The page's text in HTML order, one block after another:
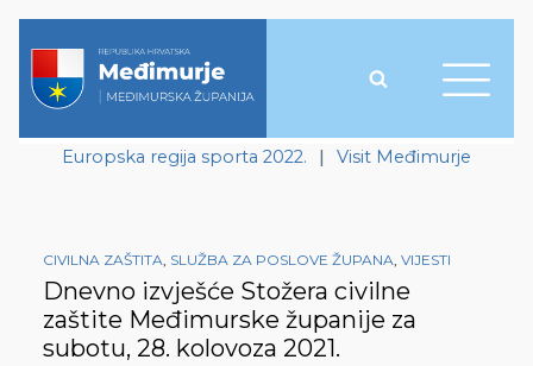
Europska regija sporta 2022. | Visit Međimurje
CIVILNA ZAŠTITA, SLUŽBA ZA POSLOVE ŽUPANA, VIJESTI
Dnevno izvješće Stožera civilne
zaštite Međimurske županije za
subotu, 28. kolovoza 2021.